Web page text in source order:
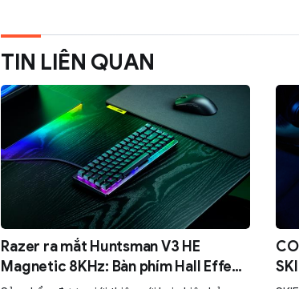
TIN LIÊN QUAN
Razer ra mắt Huntsman V3 HE
Magnetic 8KHz: Bàn phím Hall Effect